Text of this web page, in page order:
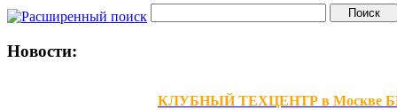
Новости:
КЛУБНЫЙ ТЕХЦЕНТР в Москве